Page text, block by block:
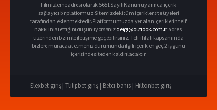
Filmizlemeadresi olarak 5651 Sayılı Kanun uyarınca içerik
sağlayıcı bir platformuz. Sitemizdeki tüm içerikler site üyeleri
tarafından eklenmektedir. Platformumuzda yer alan içeriklerin telif
hakkı ihlal ettiğini düşünüyorsanızdergi@outlook.com.tr adresi
üzerinden bizimle iletişime geçebilirsiniz. Telif ihlali kapsamında
bizlere müracaat etmeniz durumunda ilgili içerik en geç 2 iş günü
içerisinde siteden kaldırılacaktır.
Elexbet giriş | Tulipbet giriş | Betci bahis | Hiltonbet giriş